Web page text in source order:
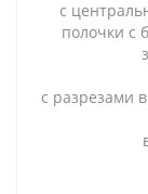
с
полочки с
с разрезами